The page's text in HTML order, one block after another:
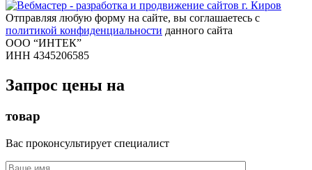
Отправляя любую форму на сайте, вы соглашаетесь с
политикой конфиденциальности данного сайта
ООО “ИНТЕК”
ИНН 4345206585
Запрос цены на
товар
Вас проконсультирует специалист